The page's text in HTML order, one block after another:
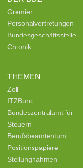
Gremien
Personalvertretungen
Bundesgeschäftsstelle
Chronik
THEMEN
Zoll
ITZBund
Bundeszentralamt für
Steuern
Berufsbeamtentum
Positionspapiere
Stellungnahmen